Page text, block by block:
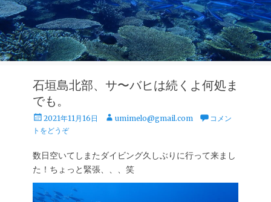
石垣島北部、サ〜バヒは続くよ何処ま
でも。
投
稿
2021年11月16日
投 umimelo@gmail.com
コメン
トをどうぞ
数日空いてしまたダイビング久しぶりに行って来まし
た！ちょっと緊張、、、笑